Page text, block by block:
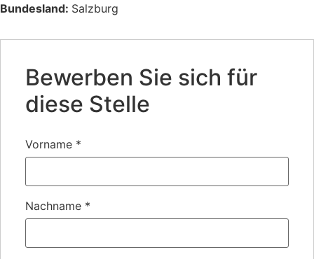
Bundesland: Salzburg
Bewerben Sie sich für
diese Stelle
Vorname *
Nachname *